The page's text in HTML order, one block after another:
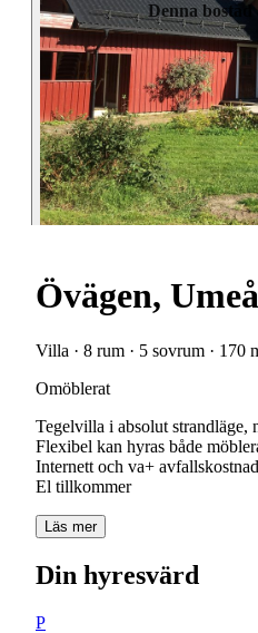
Denna
Övägen, Umeå
Villa · 8 rum · 5 sovrum · 170
Omöblerat
Tegelvilla i absolut strandläge,
Flexibel kan hyras både
Internett och va+
Läs mer
Din hyresvärd
P